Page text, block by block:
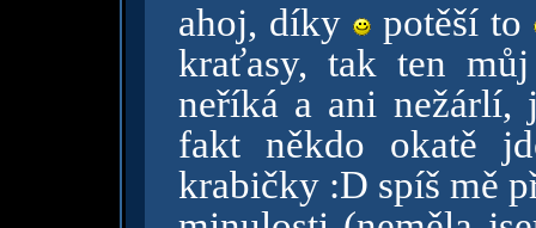
ahoj, díky
potěší to
kraťasy, tak ten
neříká a ani
fakt někdo okatě
krabičky :D spíš mě